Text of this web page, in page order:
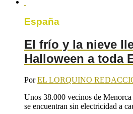
España
El frío y la nieve
Halloween a toda
PorEL LORQUINO
Unos 38.000 vecinos de
se encuentran sin electricidad a